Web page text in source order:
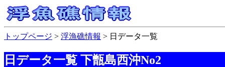
トップページ > 浮漁礁情報 > 日データ一覧
日データ一覧 下甑島西沖No2